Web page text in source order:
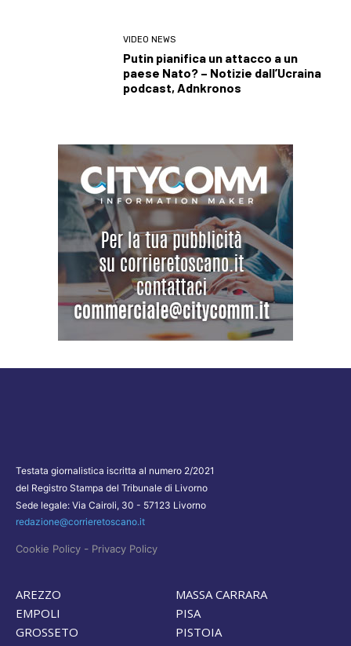
VIDEO NEWS
Putin pianifica un attacco a un
paese Nato? – Notizie dall’Ucraina
podcast, Adnkronos
Testata giornalistica iscritta al numero 2/2021
del Registro Stampa del Tribunale di Livorno
Sede legale: Via Cairoli, 30 - 57123 Livorno
redazione@corrieretoscano.it
Cookie Policy - Privacy Policy
AREZZO
EMPOLI
GROSSETO
MASSA CARRARA
PISA
PISTOIA